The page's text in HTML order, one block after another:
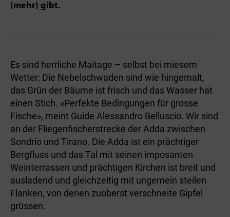
(mehr) gibt.
Es sind herrliche Maitage – selbst bei miesem
Wetter: Die Nebelschwaden sind wie hingemalt,
das Grün der Bäume ist frisch und das Wasser hat
einen Stich. «Perfekte Bedingungen für grosse
Fische», meint Guide Alessandro Belluscio. Wir sind
an der Fliegen­fischer­strecke der Adda zwischen
Sondrio und Tirano. Die Adda ist ein prächtiger
Bergfluss und das Tal mit seinen imposanten
Weinterrassen und prächtigen Kirchen ist breit und
ausladend und gleichzeitig mit ungemein steilen
Flanken, von denen zuoberst verschneite Gipfel
grüssen.